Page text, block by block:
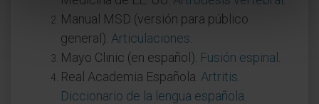
Manual MSD (versión para público
general). Articulaciones
Mayo Clinic (en español). Fusión espinal
Real Academia Española. Artritis.
Diccionario de la lengua española